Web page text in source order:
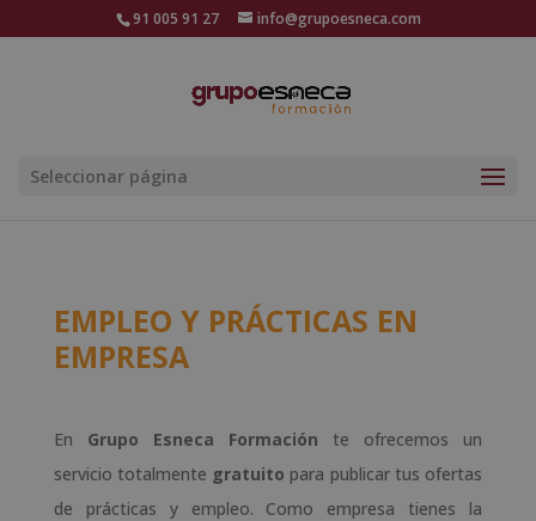
91 005 91 27 info@grupoesneca.com
Seleccionar página
EMPLEO Y PRÁCTICAS EN
EMPRESA
En Grupo Esneca Formación te ofrecemos un
servicio totalmente gratuito para publicar tus ofertas
de prácticas y empleo. Como empresa tienes la